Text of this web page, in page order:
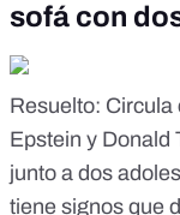
sofá con
Resuelto: Circula
Epstein y Donald
junto a dos
tiene signos que